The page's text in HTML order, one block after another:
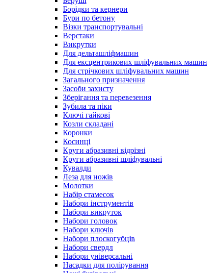
Борідки та кернери
Бури по бетону
Візки транспортувальні
Верстаки
Викрутки
Для дельташліфмашин
Для ексцентрикових шліфувальних машин
Для стрічкових шліфувальних машин
Загального призначення
Засоби захисту
Зберігання та перевезення
Зубила та піки
Ключі гайкові
Козли складані
Коронки
Косинці
Круги абразивні відрізні
Круги абразивні шліфувальні
Кувалди
Леза для ножів
Молотки
Набір стамесок
Набори інструментів
Набори викруток
Набори головок
Набори ключів
Набори плоскогубців
Набори свердл
Набори універсальні
Насадки для полірування